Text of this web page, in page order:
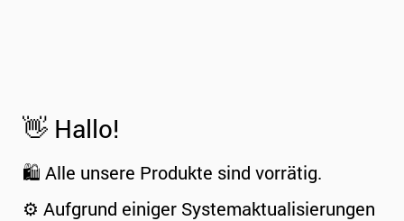
👋 Hallo!
🛍️ Alle unsere Produkte sind vorrätig.
⚙️ Aufgrund einiger Systemaktualisierungen